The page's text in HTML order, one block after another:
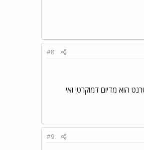
#8
הוא מדיום דמוקרטי ואי
#9